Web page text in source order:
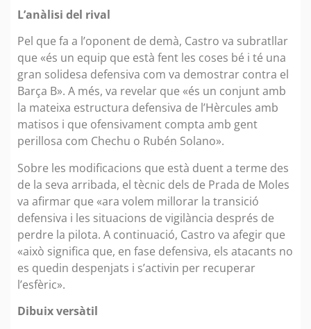
L’anàlisi del rival
Pel que fa a l’oponent de demà, Castro va subratllar
que «és un equip que està fent les coses bé i té una
gran solidesa defensiva com va demostrar contra el
Barça B». A més, va revelar que «és un conjunt amb
la mateixa estructura defensiva de l’Hèrcules amb
matisos i que ofensivament compta amb gent
perillosa com Chechu o Rubén Solano».
Sobre les modificacions que està duent a terme des
de la seva arribada, el tècnic dels de Prada de Moles
va afirmar que «ara volem millorar la transició
defensiva i les situacions de vigilància després de
perdre la pilota. A continuació, Castro va afegir que
«això significa que, en fase defensiva, els atacants no
es quedin despenjats i s’activin per recuperar
l’esfèric».
Dibuix versàtil